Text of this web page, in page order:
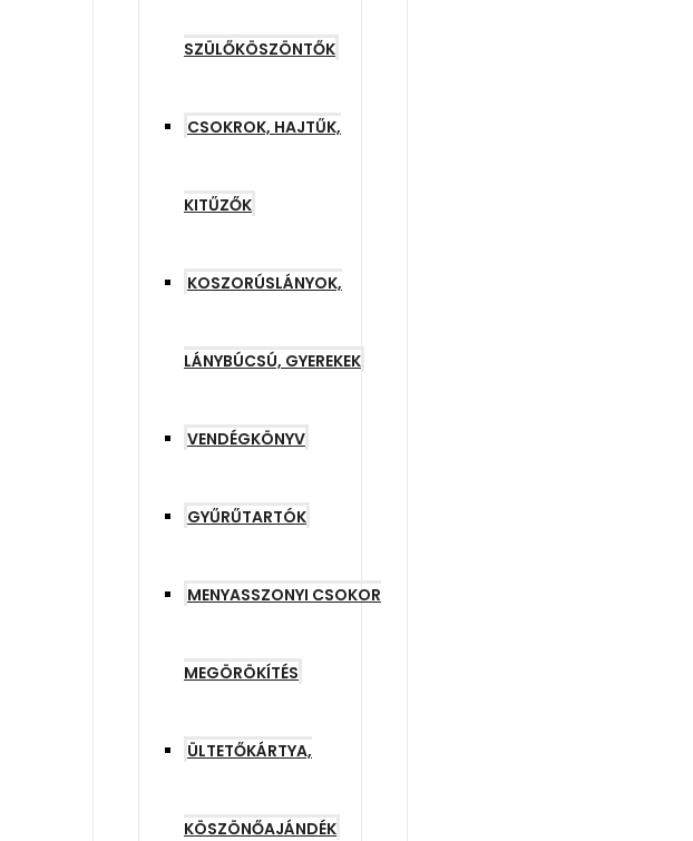
SZÜLŐKÖSZÖNTŐK
CSOKROK, HAJTŰK,
KITŰZŐK
KOSZORÚSLÁNYOK,
LÁNYBÚCSÚ, GYEREKEK
VENDÉGKÖNYV
GYŰRŰTARTÓK
MENYASSZONYI CSOKOR
MEGÖRÖKÍTÉS
ÜLTETŐKÁRTYA,
KÖSZÖNŐAJÁNDÉK